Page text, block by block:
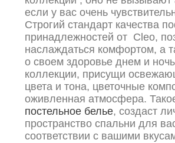
если у вас очень
Строгий стандарт качества
принадлежностей от Cleo,
наслаждаться комфортом, а
о своем здоровье днем и
коллекции, присущи
цвета и тона, цветочные
оживленная атмосфера.
постельное белье, создаст
пространство спальни для
соответствии с вашими